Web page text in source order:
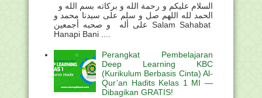
الحمد لله اللهم صل و سلم على سيدنا محمد و
على أله و صحبه أجمعين Salam Sahabat
Hanapi Bani ....
Perangkat Pembelajaran
Deep Learning KBC
(Kurikulum Berbasis Cinta) Al-
Qur’an Hadits Kelas 1 MI —
Dibagikan GRATIS!